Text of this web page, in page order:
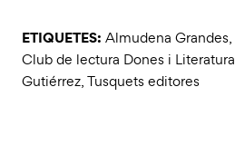
ETIQUETES: Almudena Grandes,
Club de lectura Dones i Literatura
Gutiérrez,Tusquets editores